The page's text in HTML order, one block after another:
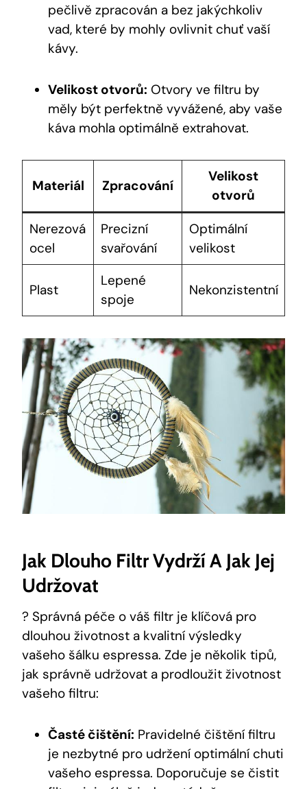
pečlivě zpracován a bez jakýchkoliv
vad, které by mohly ovlivnit⁤ chuť ‌vaší⁣
kávy.
Velikost ​otvorů: Otvory ⁣ve filtru by
měly být ‌perfektně vyvážené, aby vaše
káva mohla optimálně extrahovat.
Materiál Zpracování
Velikost
otvorů
Nerezová
ocel
Precizní
svařování
Optimální
velikost
Plast
Lepené
spoje
Nekonzistentní
Jak ⁢dlouho Filtr​ Vydrží A Jak⁢ Jej
Udržovat
?⁣ Správná ‍péče o váš filtr ‍je⁢ klíčová pro⁢
dlouhou životnost a kvalitní výsledky
⁢vašeho šálku espressa.⁣ Zde je několik tipů,‌
jak ⁣správně udržovat a prodloužit životnost
⁢vašeho filtru:
Časté čištění: Pravidelné ‍čištění filtru
‌je nezbytné pro udržení optimální chuti
vašeho espressa. Doporučuje ⁤se čistit